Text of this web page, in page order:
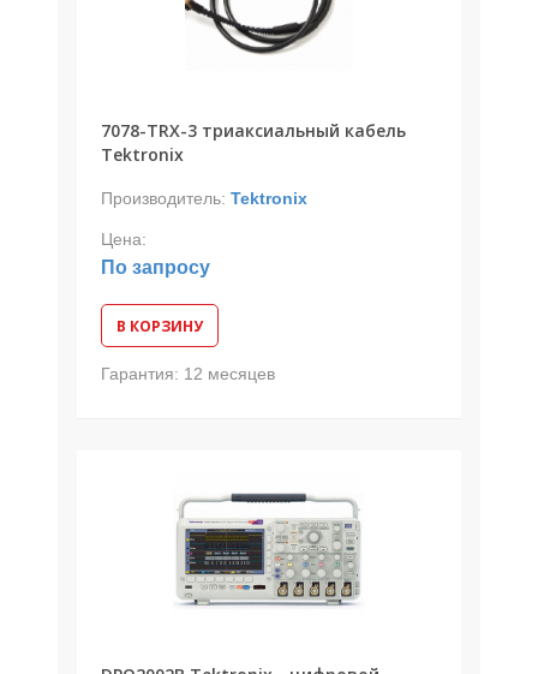
7078-TRX-3 триаксиальный кабель
Tektronix
Производитель: Tektronix
Цена:
По запросу
В КОРЗИНУ
Гарантия: 12 месяцев